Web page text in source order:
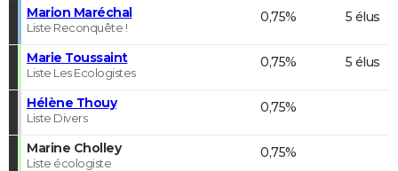
Marion Maréchal
Liste Reconquête !
0,75% 5 élus
Marie Toussaint
Liste Les Ecologistes
0,75% 5 élus
Hélène Thouy
Liste Divers
0,75%
Marine Cholley
Liste écologiste
0,75%